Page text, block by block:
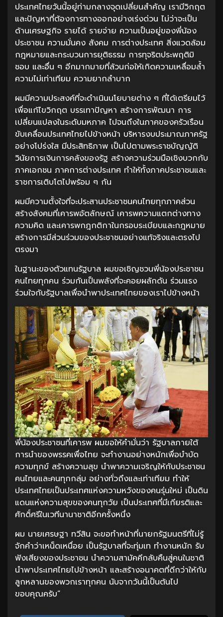
ประเทศไทยวันนี้อยู่ท่ามกลางจุดเปลี่ยนสำคัญ เรามีวิกฤต
และปัญหาที่ต้องการทางออกอย่างเร่งด่วน ไม่ว่าจะเป็น
ด้านเศรษฐกิจ รายได้ รายจ่าย ความเป็นอยู่ของพี่น้อง
ประชาชน ความมั่นคง สังคม การต่างประเทศ สิ่งแวดล้อม
กฎหมายและกระบวนการยุติธรรม การทุจริตประพฤติมิ
ชอบ และอื่น ๆ อีกมากมายที่ล้วนก่อให้เกิดความเหลื่อมล้ำ
ความไม่เท่าเทียม ความยากลำบาก
ผมมีความประสงค์ที่จะดำเนินนโยบายต่าง ๆ ที่ได้เตรียมไว้
เพื่อแก้ไขวิกฤต บรรเทาปัญหา สร้างการพัฒนา การ
เปลี่ยนแปลงในระดับมหภาค ไปจนถึงในภาคของครัวเรือน
ขับเคลื่อนประเทศไทยไปข้างหน้า บริหารงบประมาณภาครัฐ
อย่างโปร่งใส มีประสิทธิภาพ เป็นไปตามพระราชบัญญัติ
วินัยการเงินการคลังของรัฐ สร้างความร่วมมือเชิงบวกกับ
ภาคเอกชน ภาคการต่างประเทศ ทำให้ทั้งภาคประชาชนและ
ราชการเติบโตไปพร้อม ๆ กัน
ผมมีความตั้งใจที่จะประสานประชาชนคนไทยทุกภาคส่วน
สร้างสังคมที่เคารพอัตลักษณ์ เคารพความแตกต่างทาง
ความคิด และเคารพกฎกติกาในกรอบระเบียบและกฎหมาย
สร้างการมีส่วนร่วมของประชาชนอย่างแท้จริงและตรงไป
ตรงมา
ในฐานะของตัวแทนรัฐบาล ผมขอเชิญชวนพี่น้องประชาชน
คนไทยทุกคน ร่วมกันเป็นพลังที่จะคอยผลักดัน ร่วมแรง
ร่วมใจกับรัฐบาลเพื่อนำพาประเทศไทยของเราไปข้างหน้า
พี่น้องประชาชนที่เคารพ ผมขอให้คำมั่นว่า รัฐบาลภายใต้
การนำของพรรคเพื่อไทย จะทำงานอย่างหนักเพื่อบำบัด
ความทุกข์ สร้างความสุข นำพาความเจริญให้กับประชาชน
คนไทยและคนทุกกลุ่ม อย่างทั่วถึงและเท่าเทียม ทำให้
ประเทศไทยเป็นประเทศแห่งความหวังของคนรุ่นใหม่ เป็นดิน
แดนแห่งความสุขของคนทุกวัย เป็นประเทศที่มีเกียรติและ
ศักดิ์ศรีในเวทีนานาชาติอีกครั้งหนึ่ง
ผม นายเศรษฐา ทวีสิน จะขอทำหน้าที่นายกรัฐมนตรีที่ไม่รู้
จักคำว่าเหน็ดเหนื่อย เป็นรัฐบาลที่จะทุ่มเท ทำงานหนัก รับ
ฟังเสียงของประชาชน นำความสามัคคีกลับคืนสู่คนในชาติ
นำพาประเทศไทยไปข้างหน้า และสร้างอนาคตที่ดีกว่าให้กับ
ลูกหลานของพวกเราทุกคน นับจากวันนี้เป็นต้นไป
ขอบคุณครับ”